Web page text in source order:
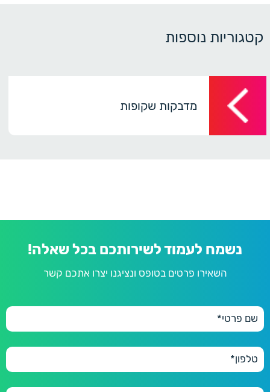
קטגוריות נוספות
מדבקות שקופות
נשמח לעמוד לשירותכם בכל שאלה!
השאירו פרטים בטופס ונציגנו יצרו אתכם קשר